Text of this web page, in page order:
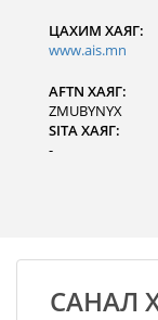
ЦАХИМ ХАЯГ:
www.ais.mn
AFTN ХАЯГ:
ZMUBYNYX
SITA ХАЯГ:
-
САНАЛ